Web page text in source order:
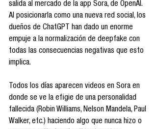
salida al mercado de la app Sora, de OpenAI.
Al posicionarla como una nueva red social, los
dueños de ChatGPT han dado un enorme
empuje a la normalización de deepfake con
todas las consecuencias negativas que esto
implica.
Todos los días aparecen videos en Sora en
donde se ve la efigie de una personalidad
fallecida (Robin Williams, Nelson Mandela, Paul
Walker, etc.) haciendo algo que nunca hizo o